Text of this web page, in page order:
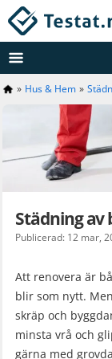
Hoppa
till
innehåll
» Hus & Hem »
Städning av
Publicerad: 12 mar,
Att renovera är
blir som nytt.
skräp och
minsta vrå och
gärna med